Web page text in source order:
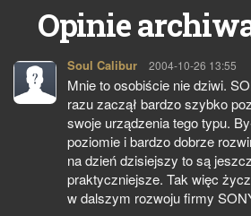
Opinie
Soul Calibur pisze:
2004-10-26 13:55
Mnie to osobiście nie dziwi.
razu zaczął bardzo szybko
swoje urządzenia tego typu.
poziomie i bardzo dobrze
na dzień dzisiejszy to są
praktyczniejsze. Tak więc
w dalszym rozwoju firmy